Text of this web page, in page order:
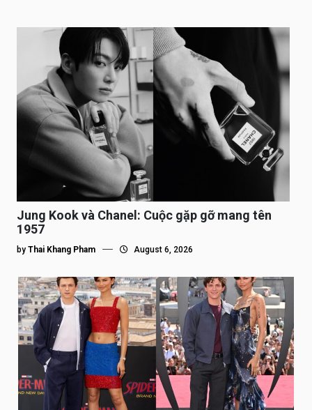
Jung Kook và Chanel: Cuộc gặp gỡ mang tên
1957
by Thai Khang Pham August 6, 2026